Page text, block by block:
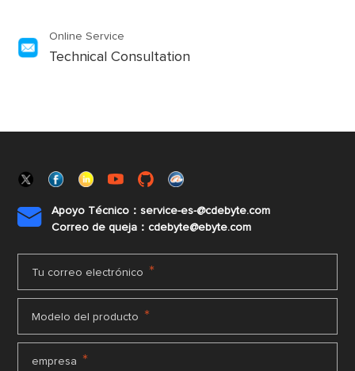
Online Service
Technical Consultation

Apoyo Técnico：service-es-@cdebyte.com
Correo de queja：cdebyte@ebyte.com
Tu correo electrónico *
Modelo del producto *
empresa *